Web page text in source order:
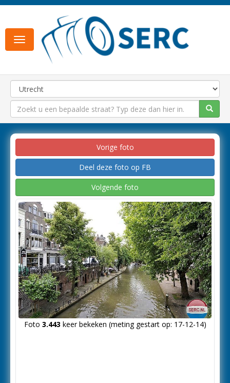
Toggle
navigation
Vorige foto
Deel deze foto op FB
Volgende foto
Foto 3.443 keer bekeken (meting gestart op: 17-12-14)